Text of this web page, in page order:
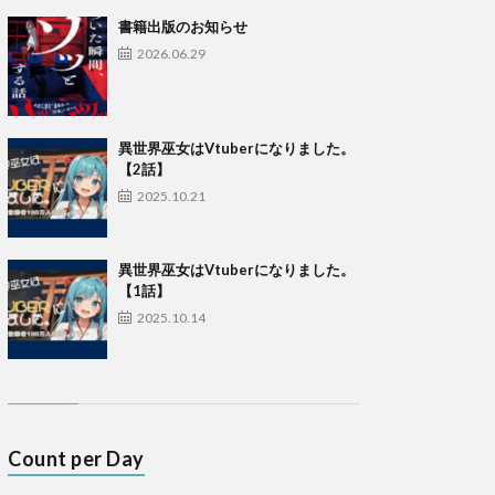
書籍出版のお知らせ
2026.06.29
異世界巫女はVtuberになりました。
【2話】
2025.10.21
異世界巫女はVtuberになりました。
【1話】
2025.10.14
Count per Day